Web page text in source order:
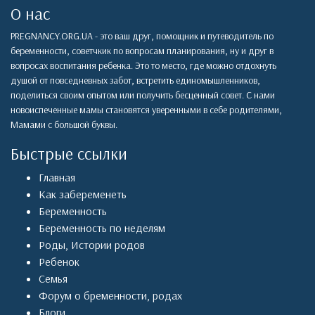
О нас
PREGNANCY.ORG.UA - это ваш друг, помощник и путеводитель по
беременности, советчкик по вопросам планирования, ну и друг в
вопросах воспитания ребенка. Это то место, где можно отдохнуть
душой от повседневных забот, встретить единомышленников,
поделиться своим опытом или получить бесценный совет. С нами
новоиспеченные мамы становятся уверенными в себе родителями,
Мамами с большой буквы.
Быстрые ссылки
Главная
Как забеременеть
Беременность
Беременность по неделям
Роды, Истории родов
Ребенок
Семья
Форум о бременности, родах